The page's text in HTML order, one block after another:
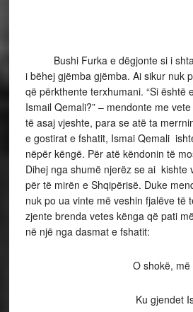
Bushi Furka e dëgjonte si i
i bëhej gjëmba gjëmba. Ai sikur nuk
që përkthente terxhumani. “Si është
Ismail Qemali?” – mendonte me
të asaj vjeshte, para se atë ta
e gostirat e fshatit, Ismai Qemali
nëpër këngë. Për atë këndonin të
Dihej nga shumë njerëz se ai kishte
për të mirën e Shqipërisë. Duke
nuk po ua vinte më veshin fjalëve të
zjente brenda vetes kënga që pati
në një nga dasmat e fshatit:
O shokë, më mori
Ku gjendet Ismail